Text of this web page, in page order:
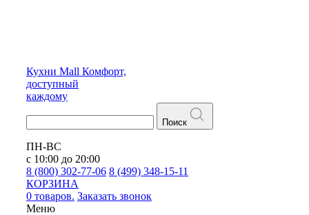
Кухни Mall Комфорт,
доступный
каждому
Поиск
ПН-ВС
с 10:00 до 20:00
8 (800) 302-77-06 8 (499) 348-15-11
КОРЗИНА
0 товаров. Заказать звонок
Меню